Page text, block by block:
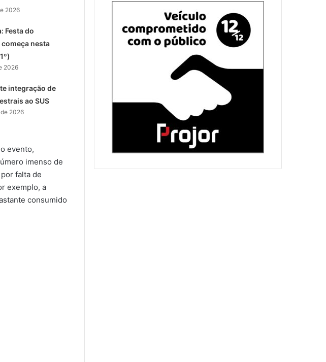
2026
Festa do
nesta
2026
integração de
ao SUS
2026
evento,
imenso de
falta de
exemplo, a
consumido